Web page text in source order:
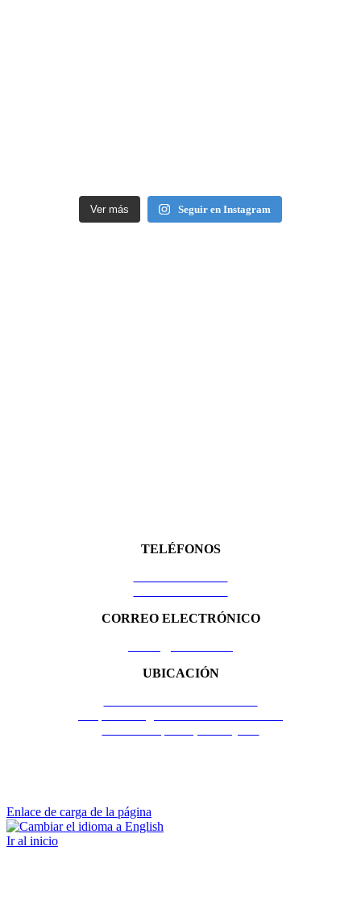
Ver más Seguir en Instagram
TELÉFONOS
CORREO ELECTRÓNICO
UBICACIÓN
Enlace de carga de la página
Ir al inicio